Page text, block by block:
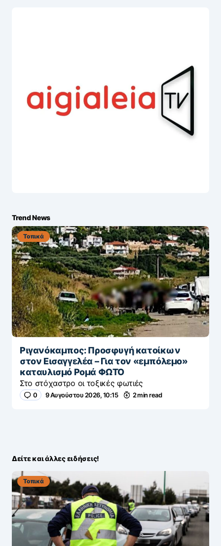
Trend News
Τοπικά
Ριγανόκαμπος: Προσφυγή κατοίκων
στον Εισαγγελέα – Για τον «εμπόλεμο»
καταυλισμό Ρομά ΦΩΤΟ
Στο στόχαστρο οι τοξικές φωτιές
0 9 Αυγούστου 2026, 10:15 2 min read
Δείτε και άλλες ειδήσεις!
Τοπικά